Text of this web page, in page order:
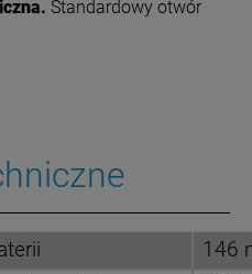
Standardowy otwór
146